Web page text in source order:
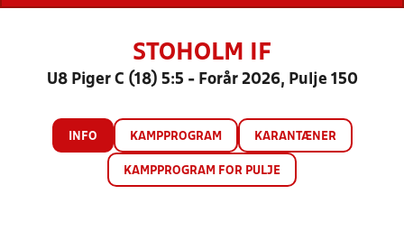
STOHOLM IF
U8 Piger C (18) 5:5 - Forår 2026, Pulje 150
INFO KAMPPROGRAM KARANTÆNER
KAMPPROGRAM FOR PULJE